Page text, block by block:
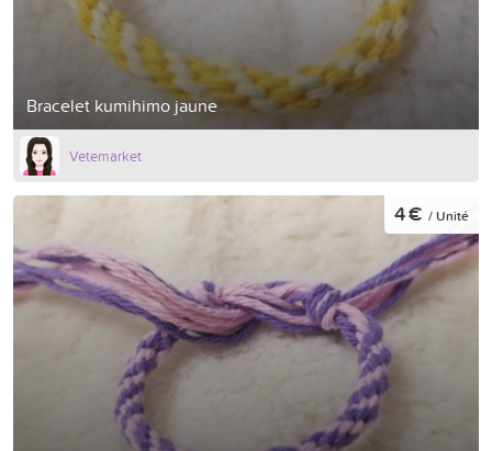
Bracelet kumihimo jaune
Vetemarket
4 € / Unité